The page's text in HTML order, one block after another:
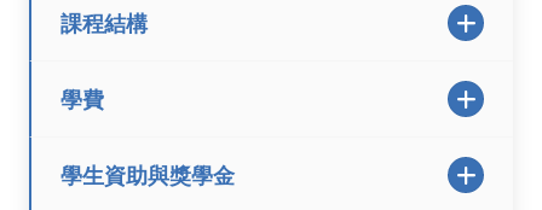
課程結構
學費
學生資助與獎學金